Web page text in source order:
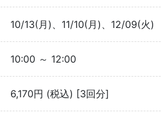
10/13(月)、11/10(月)、12/09(火)
10:00 ～ 12:00
6,170円 (税込) [3回分]